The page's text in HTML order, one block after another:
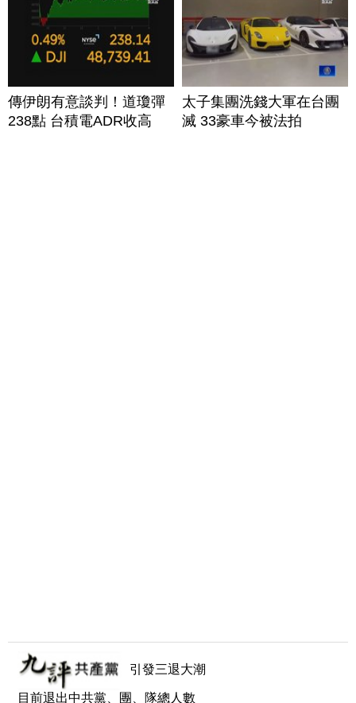
傳伊朗有意談判！道瓊彈
238點 台積電ADR收高
太子集團洗錢大軍在台團
滅 33豪車今被法拍
引發三退大潮
目前退出中共黨、團、隊總人數